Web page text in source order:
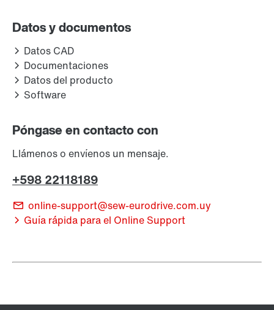
Datos y documentos
Datos CAD
Documentaciones
Datos del producto
Software
Póngase en contacto con
Llámenos o envíenos un mensaje.
+598 22118189
online-support@sew-eurodrive.com.uy
Guía rápida para el Online Support